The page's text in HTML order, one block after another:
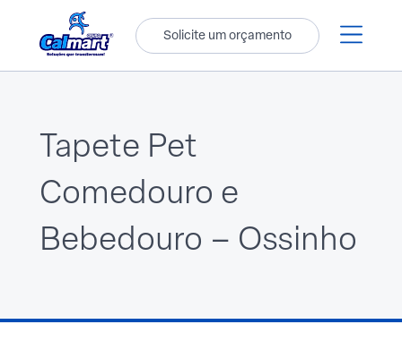
Solicite um orçamento
Tapete Pet
Comedouro e
Bebedouro – Ossinho